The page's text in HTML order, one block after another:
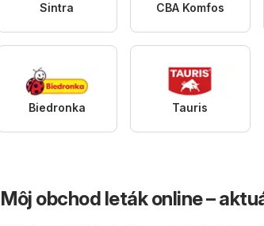
Sintra CBA Komfos
Biedronka Tauris
Môj obchod leták online –